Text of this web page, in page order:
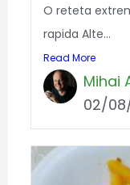
O reteta
rapida Alte...
Read More
Mihai
02/